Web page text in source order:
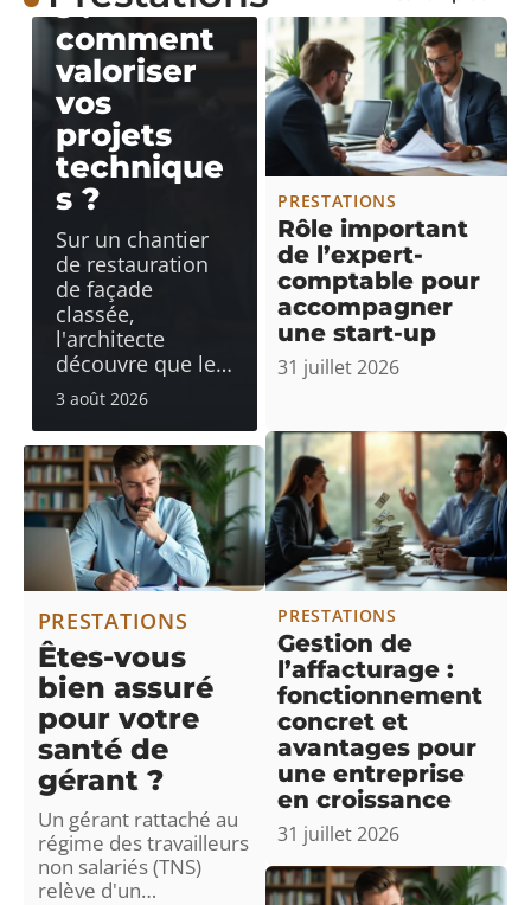
comment
valoriser
vos
projets
technique
s ?
Sur un chantier
de restauration
de façade
classée,
l'architecte
découvre que le…
3 août 2026
PRESTATIONS
Êtes-vous
bien assuré
pour votre
santé de
gérant ?
Un gérant rattaché au
régime des travailleurs
non salariés (TNS)
relève d'un…
PRESTATIONS
Rôle important
de l’expert-
comptable pour
accompagner
une start-up
31 juillet 2026
PRESTATIONS
Gestion de
l’affacturage :
fonctionnement
concret et
avantages pour
une entreprise
en croissance
31 juillet 2026